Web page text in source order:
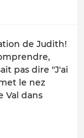
de Judith!
pas dire "J'ai
le nez
Val dans